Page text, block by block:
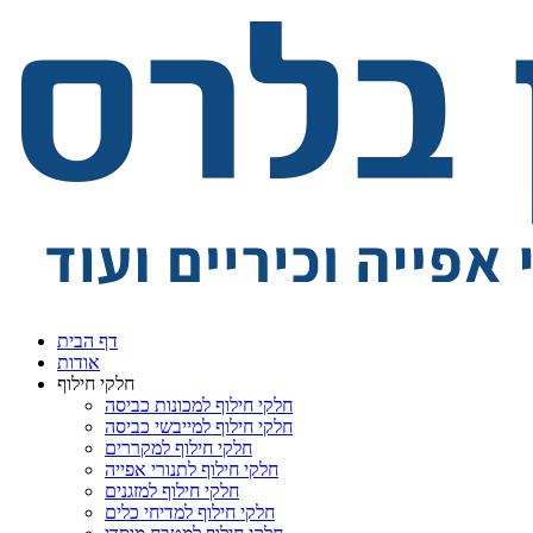
דף הבית
אודות
חלקי חילוף
חלקי חילוף למכונות כביסה
חלקי חילוף למייבשי כביסה
חלקי חילוף למקררים
חלקי חילוף לתנורי אפייה
חלקי חילוף למזגנים
חלקי חילוף למדיחי כלים